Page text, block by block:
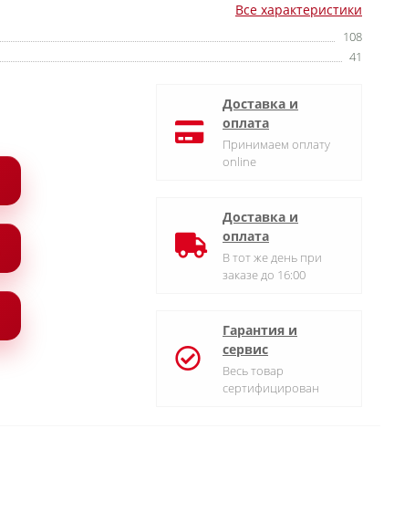
Все характеристики
108
41
Доставка и
оплата
Принимаем оплату
online
Доставка и
оплата
В тот же день при
заказе до 16:00
Гарантия и
сервис
Весь товар
сертифицирован